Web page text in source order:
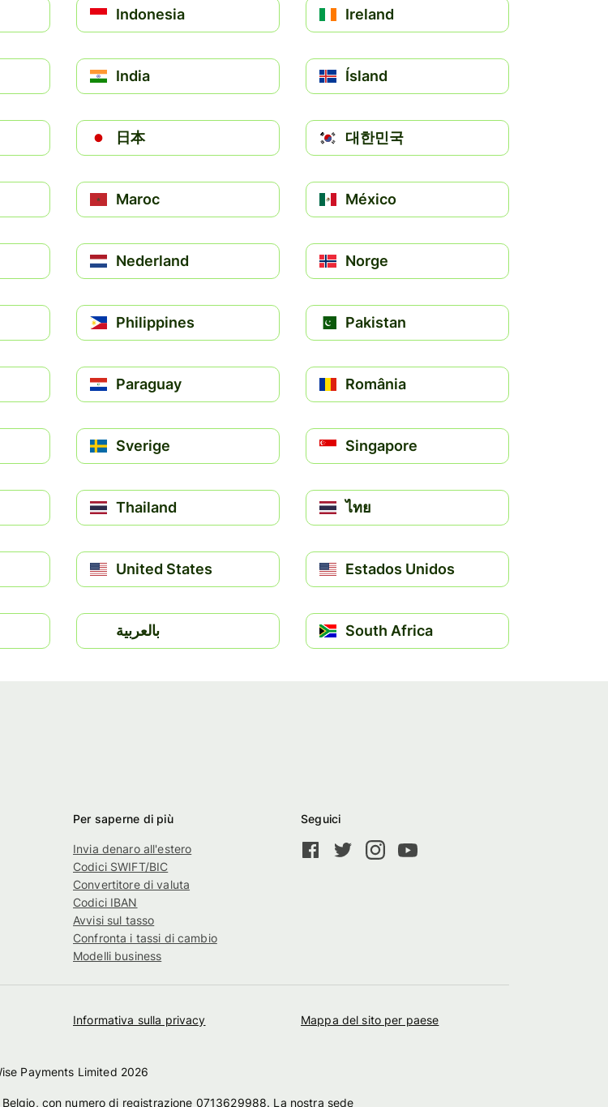
Indonesia Ireland
India Ísland
日本 대한민국
Maroc México
Nederland Norge
Philippines Pakistan
Paraguay România
Sverige Singapore
Thailand ไทย
United States Estados Unidos
بالعربية South Africa
Per saperne di più
Invia denaro all'estero
Codici SWIFT/BIC
Convertitore di valuta
Codici IBAN
Avvisi sul tasso
Confronta i tassi di cambio
Modelli business
Seguici
Informativa sulla privacy Mappa del sito per paese
Payments Limited 2026
con numero di registrazione 0713629988. La nostra sede